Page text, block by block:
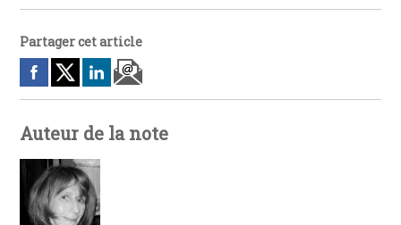
Partager cet article
Auteur de la note